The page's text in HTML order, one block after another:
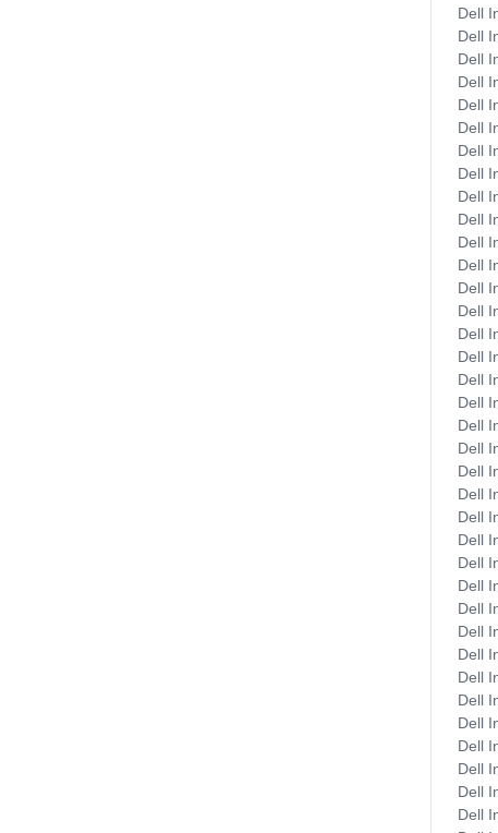
Dell
Dell
Dell
Dell
Dell
Dell
Dell
Dell
Dell
Dell
Dell
Dell
Dell
Dell
Dell
Dell
Dell
Dell
Dell
Dell
Dell
Dell
Dell
Dell
Dell
Dell
Dell
Dell
Dell
Dell
Dell
Dell
Dell
Dell
Dell
Dell